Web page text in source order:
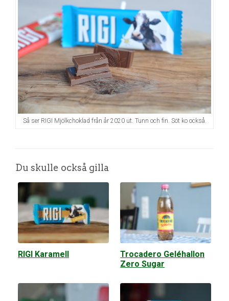
Så ser RIGI Mjölkchoklad från år 2020 ut. Tunn och fin. Söt ko också.
Du skulle också gilla
RIGI Karamell
Trocadero Geléhallon
Zero Sugar